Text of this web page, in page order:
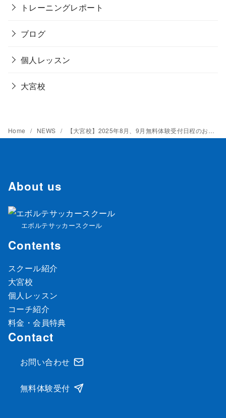
トレーニングレポート
ブログ
個人レッスン
大宮校
Home NEWS 【大宮校】2025年8月、9月無料体験受付日程のお知らせ
About us
エボルテサッカースクール
Contents
スクール紹介
大宮校
個人レッスン
コーチ紹介
料金・会員特典
Contact
お問い合わせ
無料体験受付